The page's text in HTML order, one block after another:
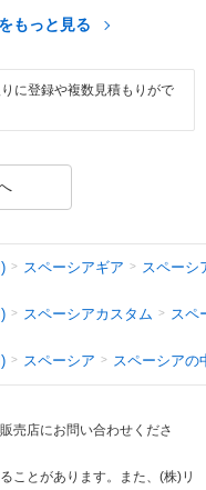
もっと見る
に登録や複数見積もりがで
スペーシアギア スペーシ
スペーシアカスタム スペ
スペーシア スペーシアの
売店にお問い合わせくださ
ことがあります。また、(株)リ